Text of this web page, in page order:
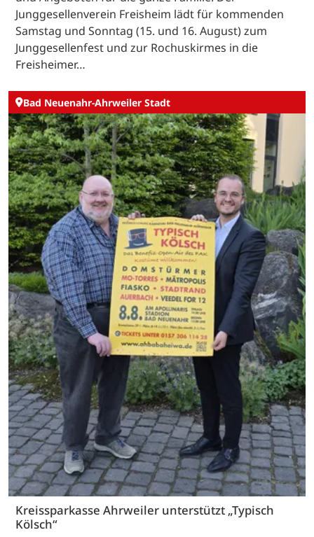
Junggesellenverein Freisheim lädt für kommenden
Samstag und Sonntag (15. und 16. August) zum
Junggesellenfest und zur Rochuskirmes in die
Freisheimer…
Bad Neuenahr-Ahrweiler Stadt
Kreissparkasse Ahrweiler unterstützt „Typisch
Kölsch“